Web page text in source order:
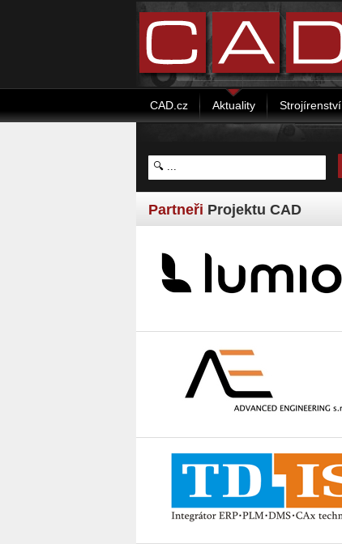
CAD.cz Aktuality Strojírenství
Partneři Projektu CAD